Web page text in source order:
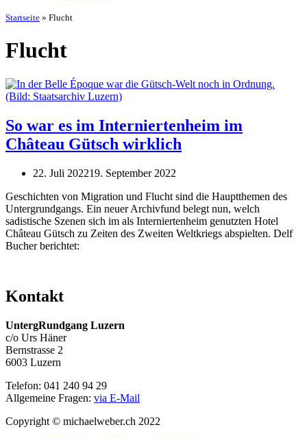
Startseite » Flucht
Flucht
So war es im Interniertenheim im
Château Gütsch wirklich
22. Juli 202219. September 2022
Geschichten von Migration und Flucht sind die Hauptthemen des
Untergrundgangs. Ein neuer Archivfund belegt nun, welch
sadistische Szenen sich im als Interniertenheim genutzten Hotel
Château Gütsch zu Zeiten des Zweiten Weltkriegs abspielten. Delf
Bucher berichtet:
Kontakt
UntergRundgang Luzern
c/o Urs Häner
Bernstrasse 2
6003 Luzern
Telefon: 041 240 94 29
Allgemeine Fragen: via E-Mail
Copyright © michaelweber.ch 2022